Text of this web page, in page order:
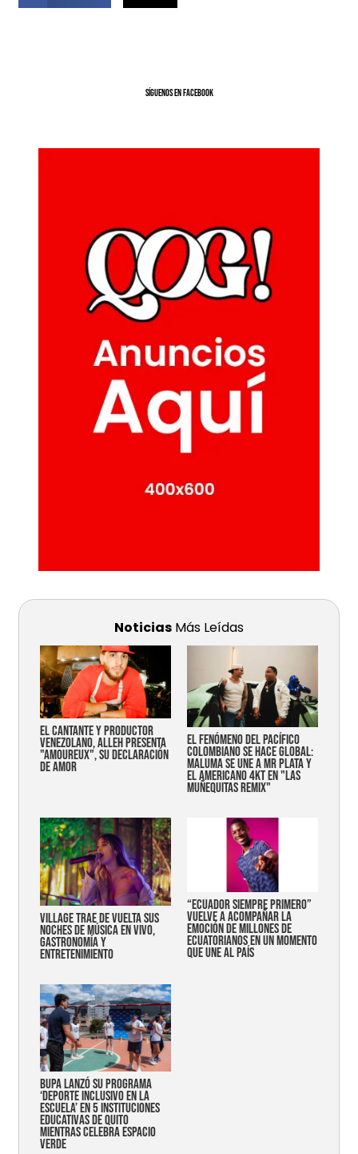
SíGUENOS EN FACEBOOK
Noticias Más Leídas
EL CANTANTE Y PRODUCTOR
VENEZOLANO, ALLEH PRESENTA
"AMOUREUX", SU DECLARACIÓN
DE AMOR
EL FENÓMENO DEL PACÍFICO
COLOMBIANO SE HACE GLOBAL:
MALUMA SE UNE A MR PLATA Y
EL AMERICANO 4KT EN "LAS
MUÑEQUITAS REMIX"
Village trae de vuelta sus
noches de música en vivo,
gastronomía y
entretenimiento
“Ecuador siempre primero”
vuelve a acompañar la
emoción de millones de
ecuatorianos en un momento
que une al país
Bupa lanzó su programa
‘Deporte Inclusivo en la
Escuela’ en 5 instituciones
educativas de Quito
mientras celebra espacio
verde